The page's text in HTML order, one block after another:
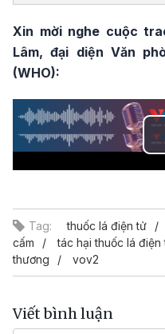
Xin mời nghe cuộc
Lâm, đại diện Văn
(WHO):
Tag: thuốc lá điện tử
cấm
tác hại thuốc lá điện
thương
vov2
Viết bình luận